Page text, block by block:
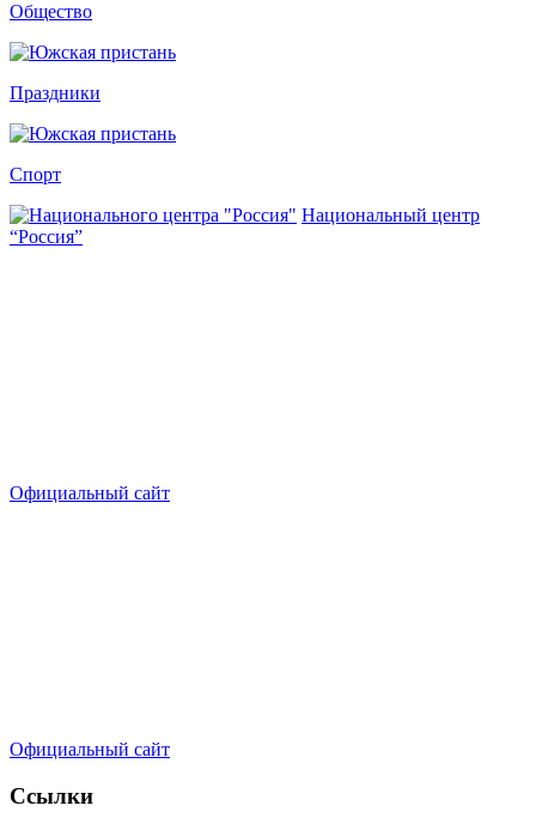
Общество
Праздники
Спорт
Национальный центр
“Россия”
Официальный сайт
Официальный сайт
Ссылки